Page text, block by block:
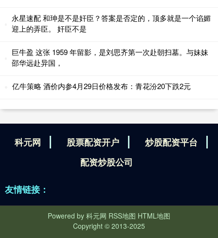
永星速配 和珅是不是奸臣？答案是否定的，顶多就是一个谄媚
迎上的弄臣。 奸臣不是
巨牛盈 这张 1959 年留影，是刘思齐第一次赴朝扫墓。与妹妹
邵华远赴异国，
亿牛策略 酒价内参4月29日价格发布：青花汾20下跌2元
科元网 股票配资开户
炒股配资平台
配资炒股公司
友情链接：
Powered by 科元网 RSS地图 HTML地图
Copyright © 2013-2025